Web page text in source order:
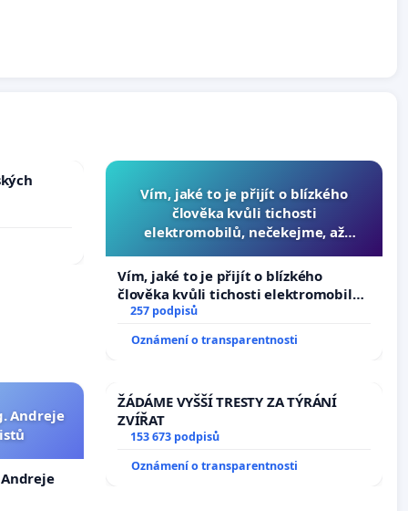
Vím, jaké to je přijít o blízkého
člověka kvůli tichosti
elektromobilů, nečekejme, až
auta!
Vím, jaké to je přijít o blízkého
člověka kvůli tichosti elektromobilů,
nečekejme, až přibydou další,
257 podpisů
Oznámení o transparentnosti
Andreje
ŽÁDÁME VYŠŠÍ TRESTY ZA TÝRÁNÍ
ZVÍŘAT
153 673 podpisů
Oznámení o transparentnosti